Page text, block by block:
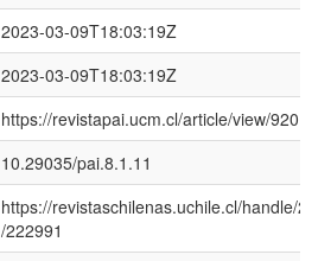
2023-03-09T18:03:19Z
2023-03-09T18:03:19Z
https://revistapai.ucm.cl/article/view/920
10.29035/pai.8.1.11
https://revistaschilenas.uchile.cl/handle/
/222991